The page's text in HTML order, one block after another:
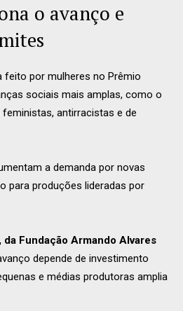
o avanço e
feito por mulheres no Prêmio
sociais mais amplas, como o
antirracistas e de
a demanda por novas
para produções lideradas por
da Fundação Armando Alvares
depende de investimento
e médias produtoras amplia